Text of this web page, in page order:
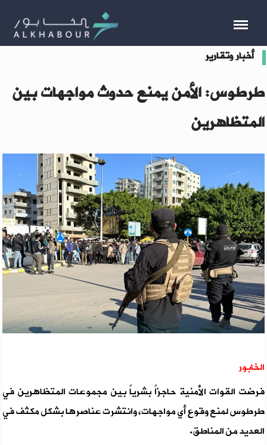
أخبار وتقارير
طرطوس: الأمن يمنع حدوث مواجهات بين
المتظاهرين
الخابور
فرضت القوات الأمنية حاجزاً بشرياً بين مجموعات المتظاهرين في
طرطوس لمنع وقوع أي مواجهات، وانتشرت عناصرها بشكل مكثف في
العديد من المناطق.